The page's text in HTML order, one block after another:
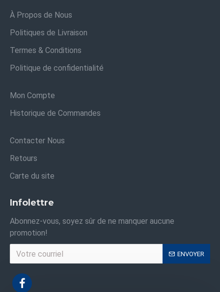
À Propos de Nous
Politiques de Livraison
Termes & Conditions
Politique de confidentialité
Mon Compte
Historique de Commandes
Contacter Nous
Retours
Carte du site
Infolettre
Abonnez-vous, soyez sûr de ne manquer aucune
promotion!
ENVOYER